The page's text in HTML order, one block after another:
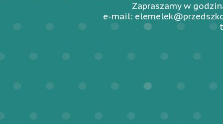
Zapraszamy w
e-mail: